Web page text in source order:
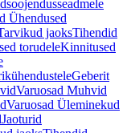
Ühendused
jaoksTihendid
torudeleKinnitused
Geberit
Varuosad Muhvid
Varuosad Üleminekud
Jaoturid